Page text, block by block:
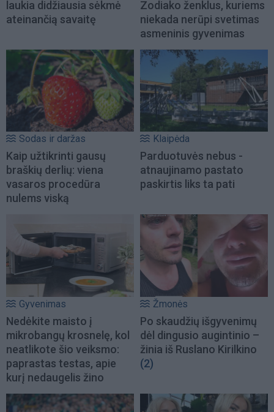
laukia didžiausia sėkmė
ateinančią savaitę
Zodiako ženklus, kuriems
niekada nerūpi svetimas
asmeninis gyvenimas
Sodas ir daržas
Kaip užtikrinti gausų
braškių derlių: viena
vasaros procedūra
nulems viską
Klaipėda
Parduotuvės nebus -
atnaujinamo pastato
paskirtis liks ta pati
Gyvenimas
Nedėkite maisto į
mikrobangų krosnelę, kol
neatlikote šio veiksmo:
paprastas testas, apie
kurį nedaugelis žino
Žmonės
Po skaudžių išgyvenimų
dėl dingusio augintinio –
žinia iš Ruslano Kirilkino
(2)